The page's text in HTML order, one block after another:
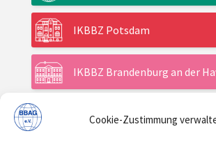
Cookie-Zustimmung
IKBBZ Potsdam
IKBBZ Brandenburg an der